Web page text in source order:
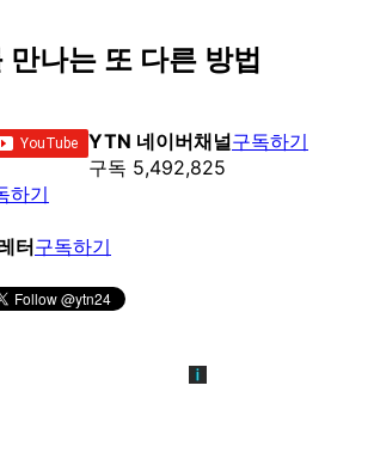
나는 또 다른 방법
YTN 네이버채널
구독 5,492,825
구독하기
하기
터구독하기